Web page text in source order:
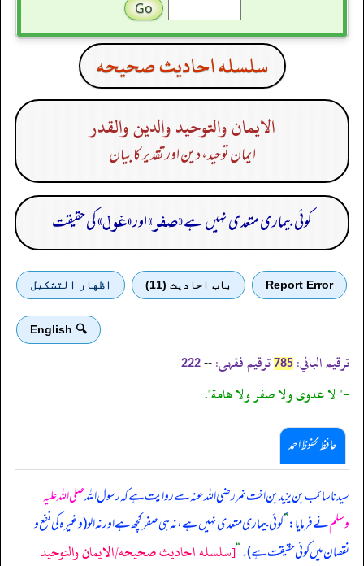
سلسله احاديث صحيحه
الايمان والتوحيد والدين والقدر
ایمان توحید، دین اور تقدیر کا بیان
کوئی بیماری متعدی نہیں ہے«صفر»اور«غول»کی حقیقت
Report Error باب احادیث (11) اظهار التشكيل
🔍 English
ترقیم الباني: 785 ترقیم فقہی: --
222
-" لا عدوى ولا صفر ولا هامة".
حافظ محفوظ احمد
سیدنا سائب بن یزید بن اخت نمر رضی اللہ عنہ سے روایت ہے کہ رسول اللہصلی اللہ علیہ
وسلمنے فرمایا:”کوئی بیماری متعدی نہیں ہے، نہ ہی صفر کچھ ہے اور نہ الو (وغیرہ کی نفع و
نقصان میں کوئی حقیقت ہے)۔“[سلسله احاديث صحيحه/الايمان والتوحيد